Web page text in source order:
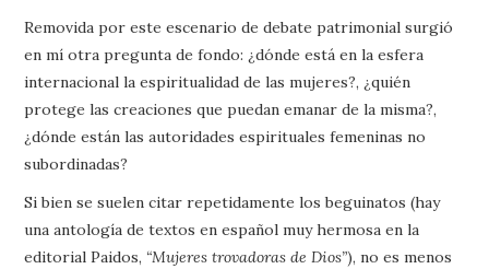
Removida por este escenario de debate patrimonial surgió
en mí otra pregunta de fondo: ¿dónde está en la esfera
internacional la espiritualidad de las mujeres?, ¿quién
protege las creaciones que puedan emanar de la misma?,
¿dónde están las autoridades espirituales femeninas no
subordinadas?
Si bien se suelen citar repetidamente los beguinatos (hay
una antología de textos en español muy hermosa en la
editorial Paidos, “Mujeres trovadoras de Dios”), no es menos